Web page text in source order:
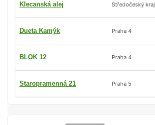
Klecanská alej Středočeský kraj
Dueta Kamýk Praha 4
BLOK 12 Praha 4
Staropramenná 21 Praha 5